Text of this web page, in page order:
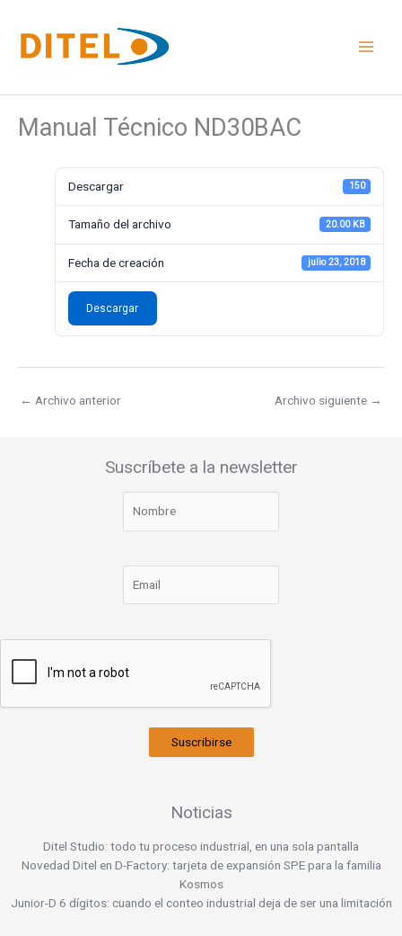
contenido
Manual Técnico ND30BAC
Descargar 150
Tamaño del archivo 20.00 KB
Fecha de creación julio 23, 2018
Descargar
← Archivo anterior Archivo siguiente →
Suscríbete a la newsletter
Suscribirse
Noticias
Ditel Studio: todo tu proceso industrial, en una sola pantalla
Novedad Ditel en D-Factory: tarjeta de expansión SPE para la familia
Kosmos
Junior-D 6 dígitos: cuando el conteo industrial deja de ser una limitación